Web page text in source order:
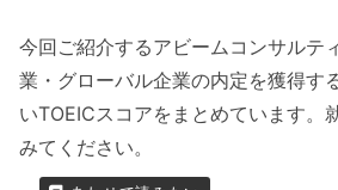
今回ご紹介するアビームコンサルテ
業・グローバル企業の内定を獲得す
いTOEICスコアをまとめています。
みてください。